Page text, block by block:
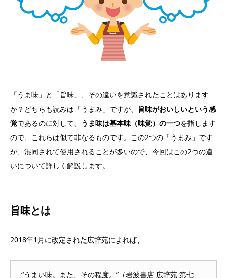
「うま味」と「旨味」、その違いを意識されたことはあります
か？どちらも読みは「うまみ」ですが、
旨味がおいしいという感
覚であるのに対して、 うま味は基本味（味覚）の一つを指します
ので、これらは似て非なるものです。この2つの「うまみ」です
が、混同されて使用されることが多いので、今回はこの2つの違
いについて詳しく解説します。
旨味とは
2018年1月に改定された広辞苑によれば、
“うまい味。また、その程度。”（岩波書店 広辞苑 第七